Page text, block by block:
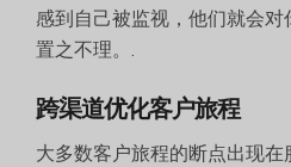
感到自己被监视，他们就会
置之不理。.
跨渠道优化客户旅程
大多数客户旅程的断点出现